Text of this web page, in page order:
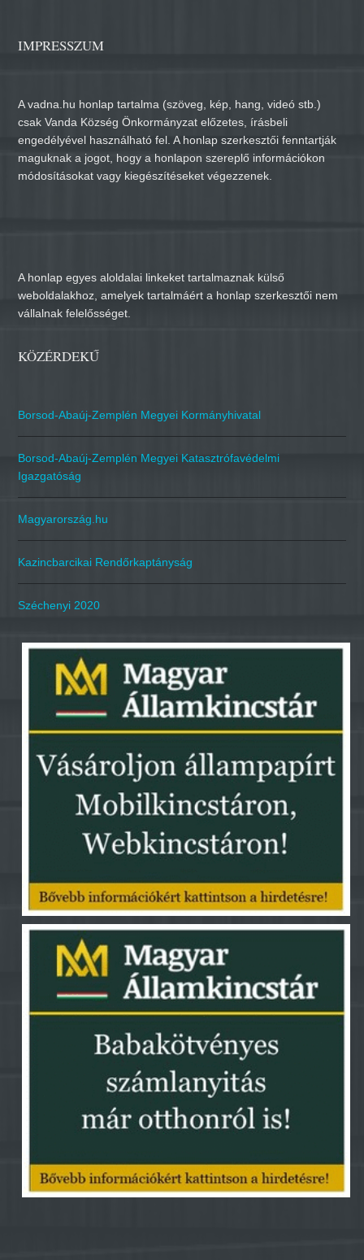
IMPRESSZUM
A vadna.hu honlap tartalma (szöveg, kép, hang, videó stb.)
csak Vanda Község Önkormányzat előzetes, írásbeli
engedélyével használható fel. A honlap szerkesztői fenntartják
maguknak a jogot, hogy a honlapon szereplő információkon
módosításokat vagy kiegészítéseket végezzenek.
A honlap egyes aloldalai linkeket tartalmaznak külső
weboldalakhoz, amelyek tartalmáért a honlap szerkesztői nem
vállalnak felelősséget.
KÖZÉRDEKŰ
Borsod-Abaúj-Zemplén Megyei Kormányhivatal
Borsod-Abaúj-Zemplén Megyei Katasztrófavédelmi
Igazgatóság
Magyarország.hu
Kazincbarcikai Rendőrkaptányság
Széchenyi 2020